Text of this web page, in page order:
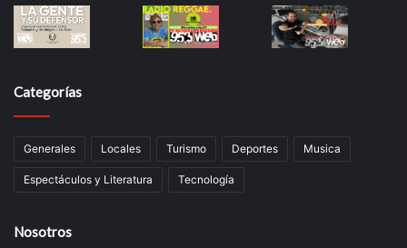
Categorías
Generales Locales Turismo Deportes Musica
Espectáculos y Literatura Tecnología
Nosotros